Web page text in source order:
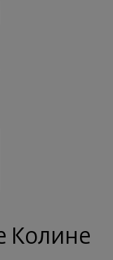
Колине